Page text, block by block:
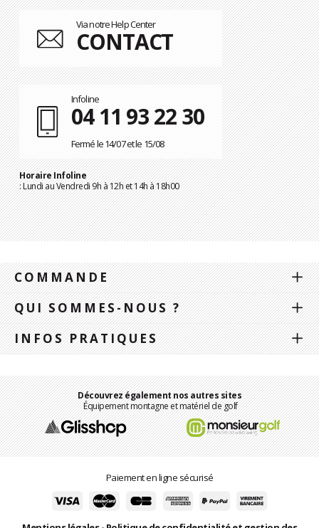
Via notre Help Center
CONTACT
Infoline
04 11 93 22 30
Fermé le 14/07 et le 15/08
Horaire Infoline
: Lundi au Vendredi 9h à 12h et 14h à 18h00
COMMANDE
QUI SOMMES-NOUS ?
INFOS PRATIQUES
Découvrez également nos autres sites
Équipement montagne et matériel de golf
Paiement en ligne sécurisé